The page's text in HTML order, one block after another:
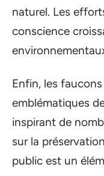
naturel. Les
conscience
Enfin, les
emblématiques
inspirant de
sur la
public est un